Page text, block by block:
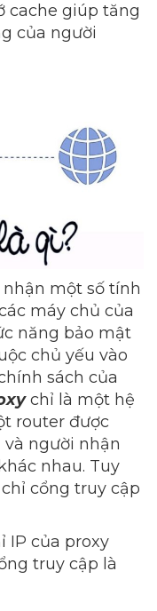
cache giúp tăng
của người
một số tính
máy chủ của
năng bảo mật
chủ yếu vào
sách của
chỉ là một hệ
router được
người nhận
nhau. Tuy
cổng truy cập
IP của proxy
truy cập là